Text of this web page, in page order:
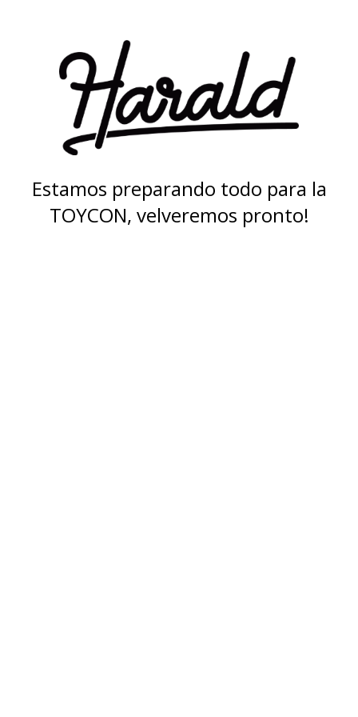
Estamos preparando todo para la
TOYCON, velveremos pronto!